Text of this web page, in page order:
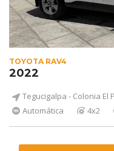
TOYOTA RAV4
2022
Tegucigalpa - Colonia El
Automática
4x2